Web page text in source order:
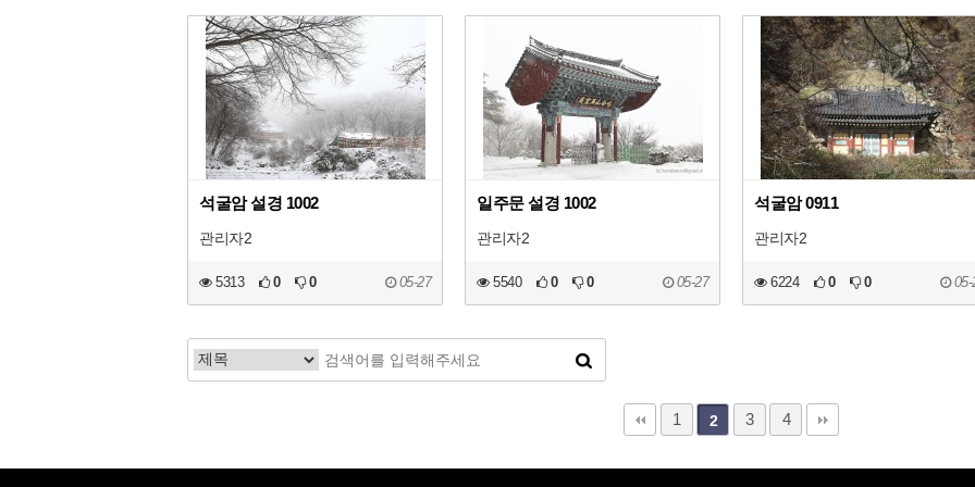
석굴암 설경 1002
관리자2
5313 0 0 05-27
일주문 설경 1002
관리자2
5540 0 0 05-27
석굴암 0911
관리자2
6224 0 0 05-
1 2 3 4